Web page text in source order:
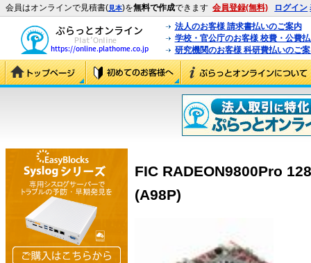
会員はオンラインで見積書(見本)を無料で作成できます 会員登録(無料) ログイン
法人のお客様 請求書払いのご案内
学校・官公庁のお客様 校費・公費
研究機関のお客様 科研費払いのご
FIC RADEON9800Pro
(A98P)